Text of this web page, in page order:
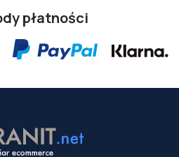
płatności